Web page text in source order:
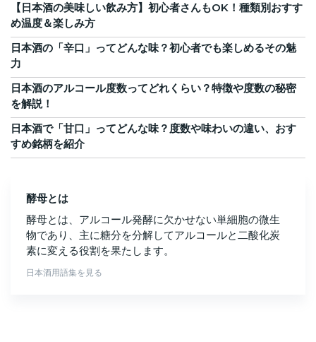
【日本酒の美味しい飲み方】初心者さんもOK！種類別おすす
め温度＆楽しみ方
日本酒の「辛口」ってどんな味？初心者でも楽しめるその魅
力
日本酒のアルコール度数ってどれくらい？特徴や度数の秘密
を解説！
日本酒で「甘口」ってどんな味？度数や味わいの違い、おす
すめ銘柄を紹介
酵母とは
酵母とは、アルコール発酵に欠かせない単細胞の微生
物であり、主に糖分を分解してアルコールと二酸化炭
素に変える役割を果たします。
日本酒用語集を見る